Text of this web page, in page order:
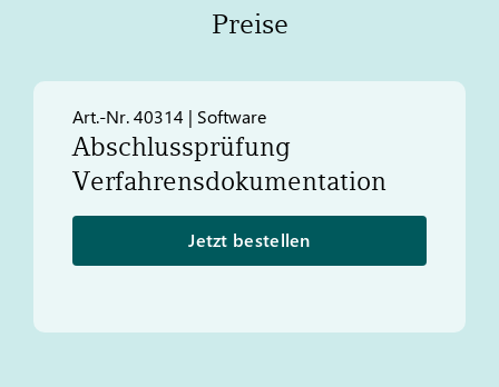
Preise
Art.-Nr. 40314 | Software
Abschlussprüfung
Verfahrensdokumentation
Jetzt bestellen